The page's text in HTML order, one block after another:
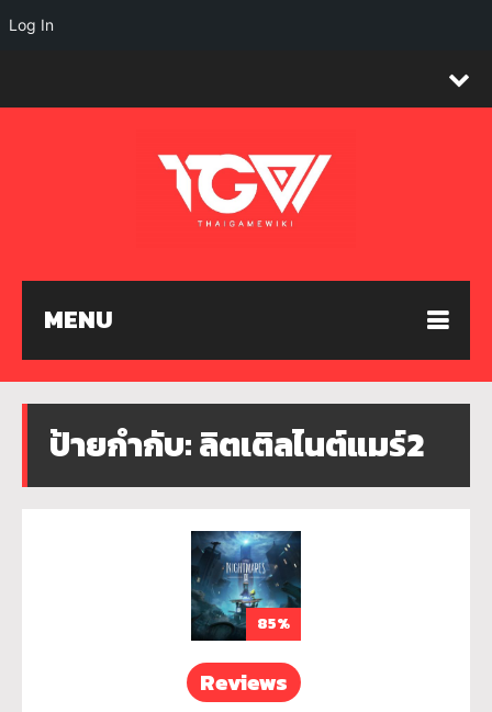
MENU
ป้ายกำกับ:ลิตเติลไนต์แมร์2
85%
Reviews
Log In